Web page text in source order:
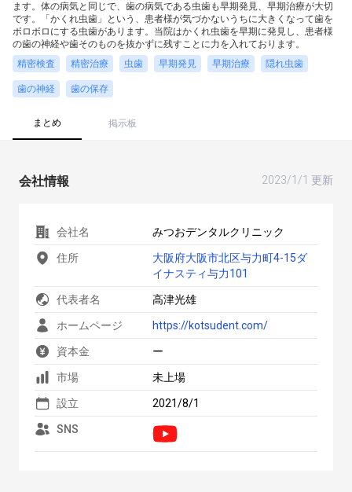
ます。体の病気と同じで、歯の病気である虫歯も早期発見、早期治療が大切
です。「かくれ虫歯」という、患者様が気づかないうちに大きくなって歯を
ボロボロにする虫歯があります。当院はかくれ虫歯を早期に発見し、患者様
の歯の神経や歯そのものを抜かずに残すことに力を入れております。
精密検査
精密治療 虫歯 早期発見 早期治療 隠れ虫歯
歯の神経 歯の保存
まとめ 掲示板
会社情報 2023/1/1 更新
会社名 みつおデンタルクリニック
住所
大阪府大阪市北区与力町4-15ダ
イナスティ与力101
代表者名 高津光雄
ホームページ https://kotsudent.com/
資本金 ー
市場 未上場
設立 2021/8/1
SNS